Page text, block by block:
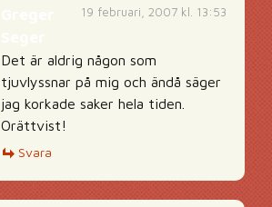
19 februari, 2007 kl. 13:53
Det är aldrig någon som
tjuvlyssnar på mig och ändå säger
jag korkade saker hela tiden.
Orättvist!
Svara